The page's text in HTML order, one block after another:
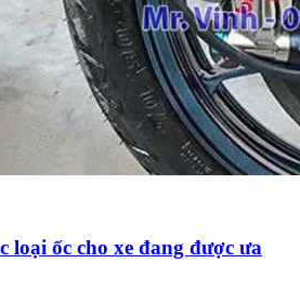
loại ốc cho xe đang được ưa